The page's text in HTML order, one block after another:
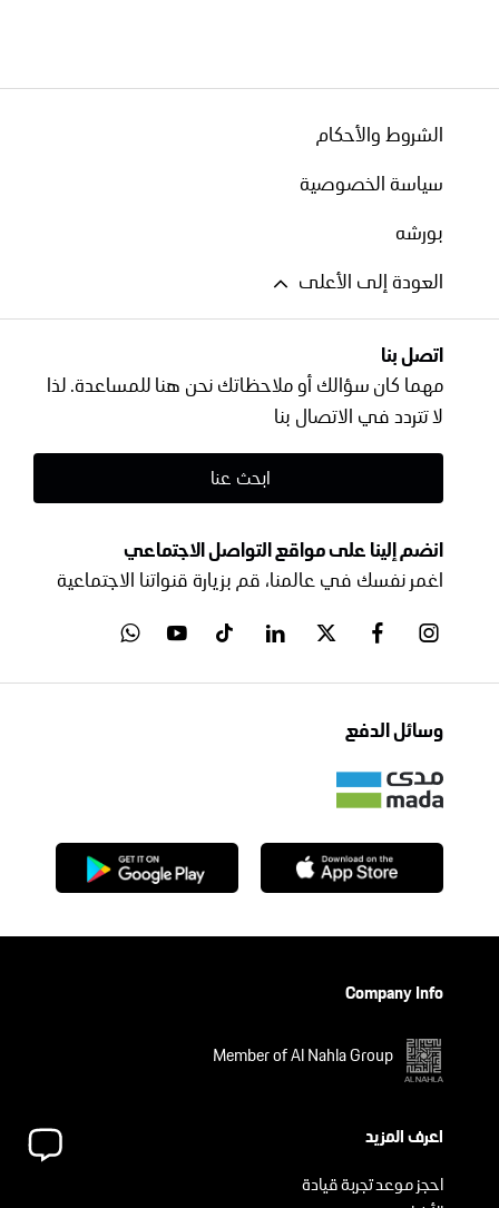
الشروط والأحكام
سياسة الخصوصية
بورشه
العودة إلى الأعلى
اتصل بنا
مهما كان سؤالك أو ملاحظاتك نحن هنا للمساعدة. لذا
لا تتردد في الاتصال بنا
ابحث عنا
انضم إلينا على مواقع التواصل الاجتماعي
اغمر نفسك في عالمنا، قم بزيارة قنواتنا الاجتماعية
وسائل الدفع
Company Info
Member of Al Nahla Group
اعرف المزيد
احجز موعد تجربة قيادة